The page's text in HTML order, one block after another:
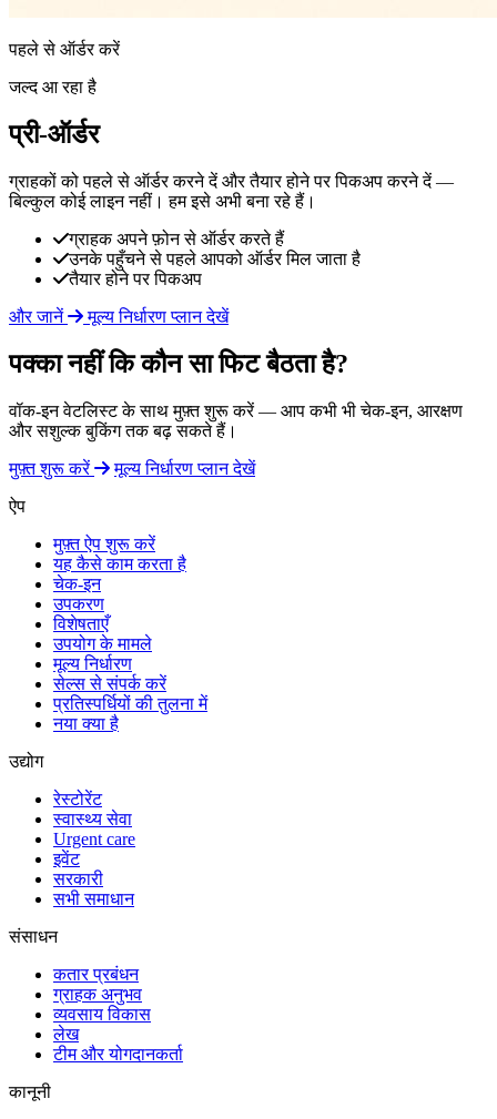
पहले से ऑर्डर करें
जल्द आ रहा है
प्री-ऑर्डर
ग्राहकों को पहले से ऑर्डर करने दें और तैयार होने पर पिकअप करने दें —
बिल्कुल कोई लाइन नहीं। हम इसे अभी बना रहे हैं।
ग्राहक अपने फ़ोन से ऑर्डर करते हैं
उनके पहुँचने से पहले आपको ऑर्डर मिल जाता है
तैयार होने पर पिकअप
और जानें
मूल्य निर्धारण प्लान देखें
पक्का नहीं कि कौन सा फिट बैठता है?
वॉक-इन वेटलिस्ट के साथ मुफ़्त शुरू करें — आप कभी भी चेक-इन, आरक्षण
और सशुल्क बुकिंग तक बढ़ सकते हैं।
मुफ़्त शुरू करें
मूल्य निर्धारण प्लान देखें
ऐप
मुफ़्त ऐप शुरू करें
यह कैसे काम करता है
चेक-इन
उपकरण
विशेषताएँ
उपयोग के मामले
मूल्य निर्धारण
सेल्स से संपर्क करें
प्रतिस्पर्धियों की तुलना में
नया क्या है
उद्योग
रेस्टोरेंट
स्वास्थ्य सेवा
Urgent care
इवेंट
सरकारी
सभी समाधान
संसाधन
कतार प्रबंधन
ग्राहक अनुभव
व्यवसाय विकास
लेख
टीम और योगदानकर्ता
कानूनी